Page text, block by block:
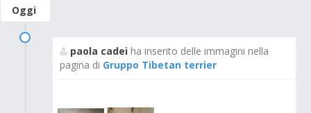
Oggi
paola cadei ha inserito delle immagini nella
pagina di Gruppo Tibetan terrier